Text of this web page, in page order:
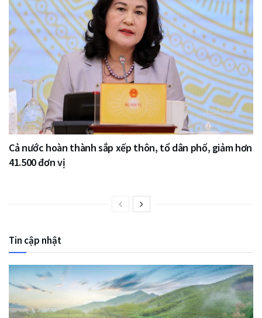
Cả nước hoàn thành sắp xếp thôn, tổ dân phố, giảm hơn
41.500 đơn vị
Tin cập nhật